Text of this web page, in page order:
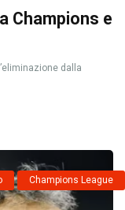
Champions e
dalla
Champions League